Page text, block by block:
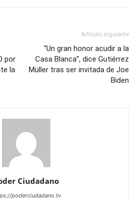
por
la
Artículo siguiente
“Un gran honor acudir a la
Casa Blanca”, dice Gutiérrez
Müller tras ser invitada de Joe
Biden
Ciudadano
poderciudadano.tv